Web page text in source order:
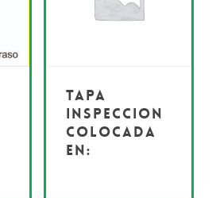
Tapa
inspeccion
colocada
en: